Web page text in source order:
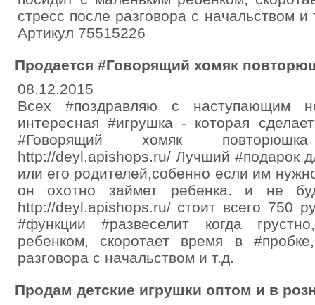
стресс после разговора с начальством
Артикул 75515226
Продается #Говорящий хомяк
08.12.2015
Всех #поздравляю с наступающим
интересная #игрушка - которая
#Говорящий хомяк
http://deyl.apishops.ru/ Лучший #подарок
или его родителей,собенно если им
он охотно займет ребенка. и не
http://deyl.apishops.ru/ стоит всего 750
#функции #развеселит когда
ребенком, скоротает время в
разговора с начальством и т.д.
Продам детские игрушки оптом и в